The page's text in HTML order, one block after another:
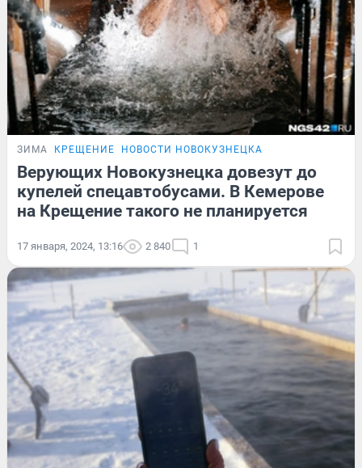
ЗИМА КРЕЩЕНИЕ НОВОСТИ НОВОКУЗНЕЦКА
Верующих Новокузнецка довезут до
купелей спецавтобусами. В Кемерове
на Крещение такого не планируется
17 января, 2024, 13:16 2 840 1